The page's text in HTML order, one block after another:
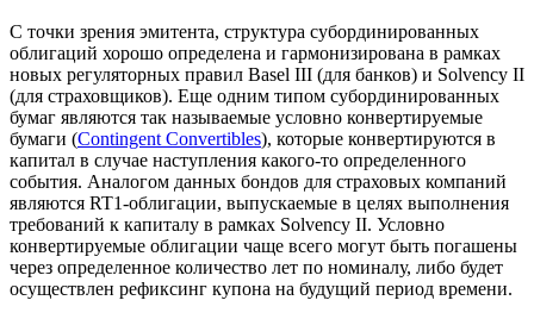
С точки зрения эмитента, структура субординированных
облигаций хорошо определена и гармонизирована в рамках
новых регуляторных правил Basel III (для банков) и Solvency II
(для страховщиков). Еще одним типом субординированных
бумаг являются так называемые условно конвертируемые
бумаги (Contingent Convertibles), которые конвертируются в
капитал в случае наступления какого-то определенного
события. Аналогом данных бондов для страховых компаний
являются RT1-облигации, выпускаемые в целях выполнения
требований к капиталу в рамках Solvency II. Условно
конвертируемые облигации чаще всего могут быть погашены
через определенное количество лет по номиналу, либо будет
осуществлен рефиксинг купона на будущий период времени.